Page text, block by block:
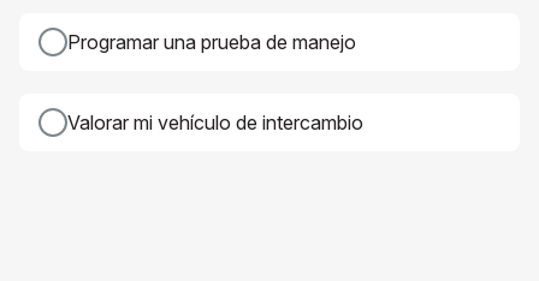
Programar una prueba de manejo
Valorar mi vehículo de intercambio